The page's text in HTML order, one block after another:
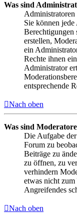
Was sind
Administratoren
Sie können
Berechtigungen
erstellen,
ein
Rechte ihnen
Administrator
entsprechende
Nach oben
Was sind
Die Aufgabe
Forum zu
Beiträge zu
zu öffnen, zu
verhindern
etwas nicht zum
Angreifendes
Nach oben